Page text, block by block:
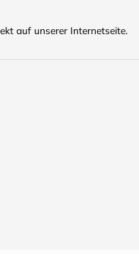
auf unserer Internetseite.